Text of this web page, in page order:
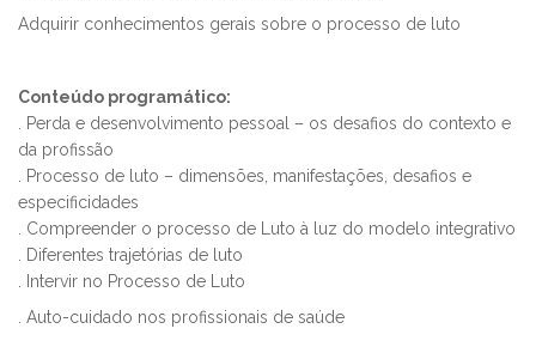
Adquirir conhecimentos gerais sobre o processo de luto
Conteúdo programático:
. Perda e desenvolvimento pessoal – os desafios do contexto e
da profissão
. Processo de luto – dimensões, manifestações, desafios e
especificidades
. Compreender o processo de Luto à luz do modelo integrativo
. Diferentes trajetórias de luto
. Intervir no Processo de Luto
. Auto-cuidado nos profissionais de saúde